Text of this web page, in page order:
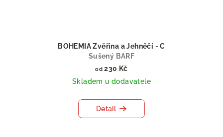
BOHEMIA Zvěřina a Jehněčí - C
Sušený BARF
od 230 Kč
Skladem u dodavatele
Detail